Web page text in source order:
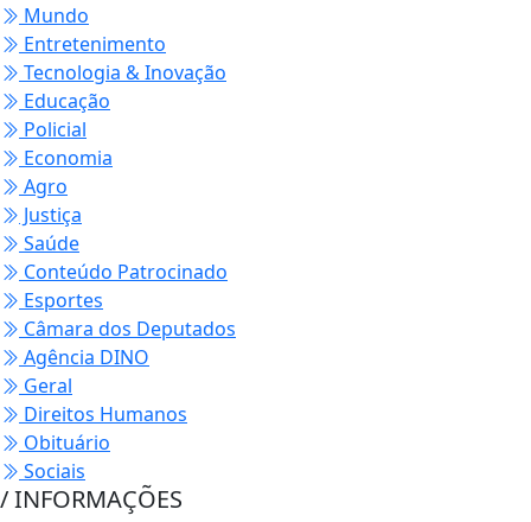
Mundo
Entretenimento
Tecnologia & Inovação
Educação
Policial
Economia
Agro
Justiça
Saúde
Conteúdo Patrocinado
Esportes
Câmara dos Deputados
Agência DINO
Geral
Direitos Humanos
Obituário
Sociais
/ INFORMAÇÕES